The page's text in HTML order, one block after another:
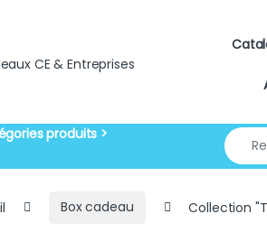
Search
Box cadeau Collection